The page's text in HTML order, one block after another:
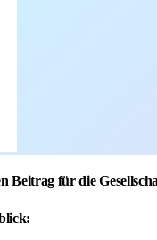
Beitrag für die